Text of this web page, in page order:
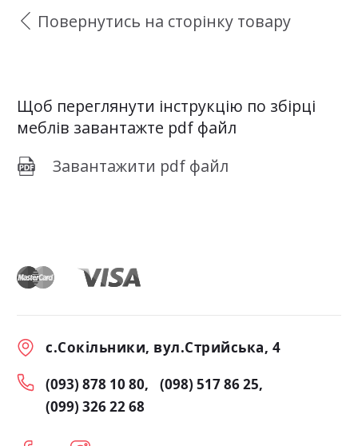
Повернутись на сторінку товару
Щоб переглянути інструкцію по збірці
меблів завантажте pdf файл
Завантажити pdf файл
с.Сокільники, вул.Стрийська, 4
(093) 878 10 80
(098) 517 86 25
(099) 326 22 68